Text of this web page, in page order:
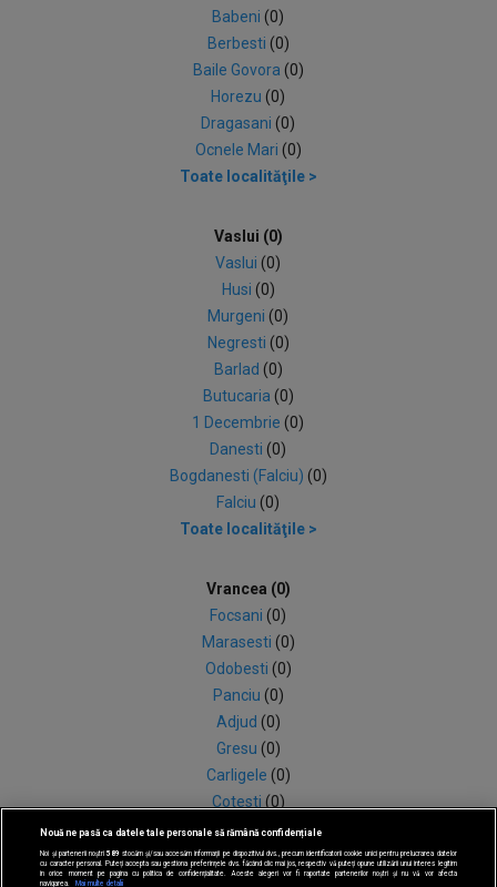
Babeni (0)
Berbesti (0)
Baile Govora (0)
Horezu (0)
Dragasani (0)
Ocnele Mari (0)
Toate localităţile >
Vaslui (0)
Vaslui (0)
Husi (0)
Murgeni (0)
Negresti (0)
Barlad (0)
Butucaria (0)
1 Decembrie (0)
Danesti (0)
Bogdanesti (Falciu) (0)
Falciu (0)
Toate localităţile >
Vrancea (0)
Focsani (0)
Marasesti (0)
Odobesti (0)
Panciu (0)
Adjud (0)
Gresu (0)
Carligele (0)
Cotesti (0)
Dumbraveni(0)
Gagesti(0)
Toate localităţile >
Nouă ne pasă ca datele tale personale să rămână confidențiale
Noi și partenerii noștri 589 stocăm și/sau accesăm informații pe dispozitivul dvs., precum identificatorii cookie unici pentru prelucrarea datelor
cu caracter personal. Puteți accepta sau gestiona preferințele dvs. făcând clic mai jos, respectiv vă puteți opune utilizării unui interes legitim
în orice moment pe pagina cu politica de confidențialitate. Aceste alegeri vor fi raportate partenerilor noștri și nu vă vor afecta
navigarea.
Mai multe detalii